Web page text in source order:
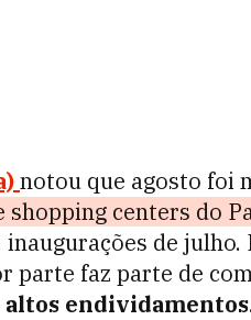
notou que agosto foi
centers do
de julho.
parte faz parte de
altos endividamentos